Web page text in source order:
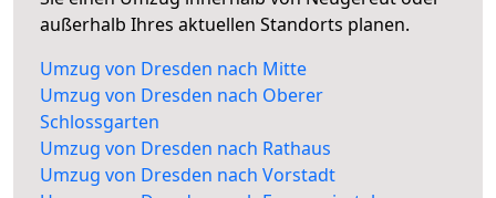
außerhalb Ihres aktuellen Standorts planen.
Umzug von Dresden nach Mitte
Umzug von Dresden nach Oberer
Schlossgarten
Umzug von Dresden nach Rathaus
Umzug von Dresden nach Vorstadt